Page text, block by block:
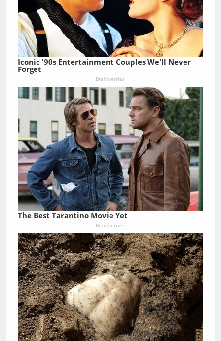
Iconic '90s Entertainment Couples We'll Never
Forget
Brainberries
The Best Tarantino Movie Yet
Brainberries